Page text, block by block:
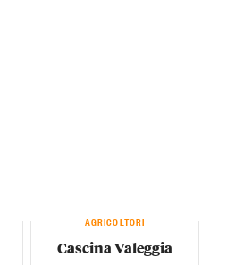
AGRICOLTORI
Cascina Valeggia